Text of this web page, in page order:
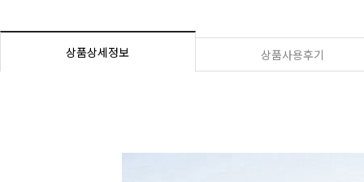
상품상세정보 상품사용후기